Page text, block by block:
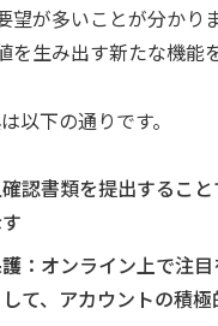
望が多いことが分かり
生み出す新たな機能
以下の通りです。
認書類を提出するこ
：オンライン上で注
て、アカウントの積